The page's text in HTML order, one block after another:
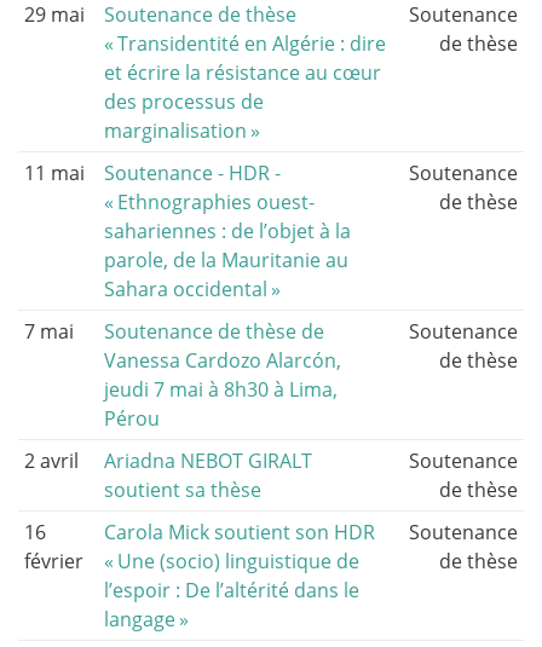
29 mai
Soutenance de thèse
«Transidentité en Algérie : dire
et écrire la résistance au cœur
des processus de
marginalisation »
Soutenance
de thèse
11 mai
Soutenance - HDR -
« Ethnographies ouest-
sahariennes : de l’objet à la
parole, de la Mauritanie au
Sahara occidental »
Soutenance
de thèse
7 mai
Soutenance de thèse de
Vanessa Cardozo Alarcón,
jeudi 7 mai à 8h30 à Lima,
Pérou
Soutenance
de thèse
2 avril
Ariadna NEBOT GIRALT
soutient sa thèse
Soutenance
de thèse
16
février
Carola Mick soutient son HDR
« Une (socio) linguistique de
l’espoir : De l’altérité dans le
langage»
Soutenance
de thèse